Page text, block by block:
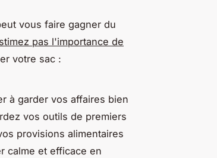
vous faire gagner du
pas l'importance de
votre sac :
à garder vos affaires bien
vos outils de premiers
provisions alimentaires
calme et efficace en